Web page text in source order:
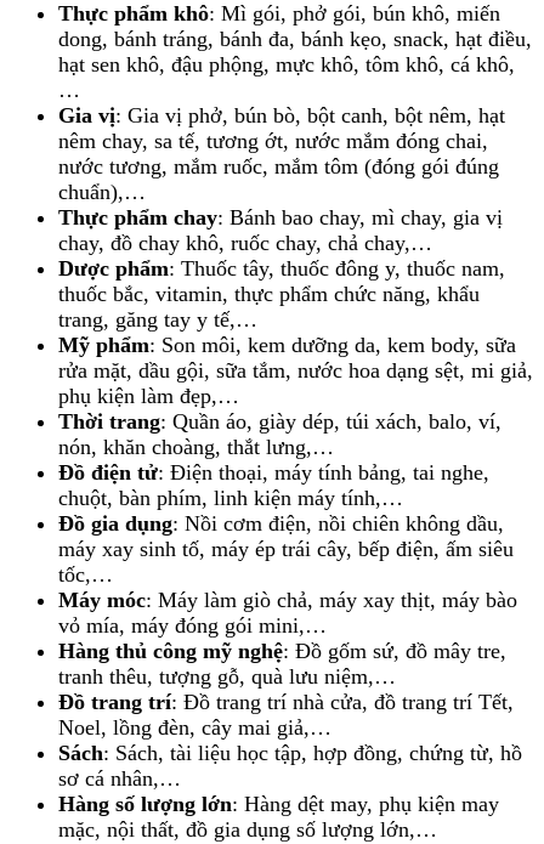
Thực phẩm khô: Mì gói, phở gói, bún khô, miến
dong, bánh tráng, bánh đa, bánh kẹo, snack, hạt điều,
hạt sen khô, đậu phộng, mực khô, tôm khô, cá khô,
…
Gia vị: Gia vị phở, bún bò, bột canh, bột nêm, hạt
nêm chay, sa tế, tương ớt, nước mắm đóng chai,
nước tương, mắm ruốc, mắm tôm (đóng gói đúng
chuẩn),…
Thực phẩm chay: Bánh bao chay, mì chay, gia vị
chay, đồ chay khô, ruốc chay, chả chay,…
Dược phẩm: Thuốc tây, thuốc đông y, thuốc nam,
thuốc bắc, vitamin, thực phẩm chức năng, khẩu
trang, găng tay y tế,…
Mỹ phẩm: Son môi, kem dưỡng da, kem body, sữa
rửa mặt, dầu gội, sữa tắm, nước hoa dạng sệt, mi giả,
phụ kiện làm đẹp,…
Thời trang: Quần áo, giày dép, túi xách, balo, ví,
nón, khăn choàng, thắt lưng,…
Đồ điện tử: Điện thoại, máy tính bảng, tai nghe,
chuột, bàn phím, linh kiện máy tính,…
Đồ gia dụng: Nồi cơm điện, nồi chiên không dầu,
máy xay sinh tố, máy ép trái cây, bếp điện, ấm siêu
tốc,…
Máy móc: Máy làm giò chả, máy xay thịt, máy bào
vỏ mía, máy đóng gói mini,…
Hàng thủ công mỹ nghệ: Đồ gốm sứ, đồ mây tre,
tranh thêu, tượng gỗ, quà lưu niệm,…
Đồ trang trí: Đồ trang trí nhà cửa, đồ trang trí Tết,
Noel, lồng đèn, cây mai giả,…
Sách: Sách, tài liệu học tập, hợp đồng, chứng từ, hồ
sơ cá nhân,…
Hàng số lượng lớn: Hàng dệt may, phụ kiện may
mặc, nội thất, đồ gia dụng số lượng lớn,…